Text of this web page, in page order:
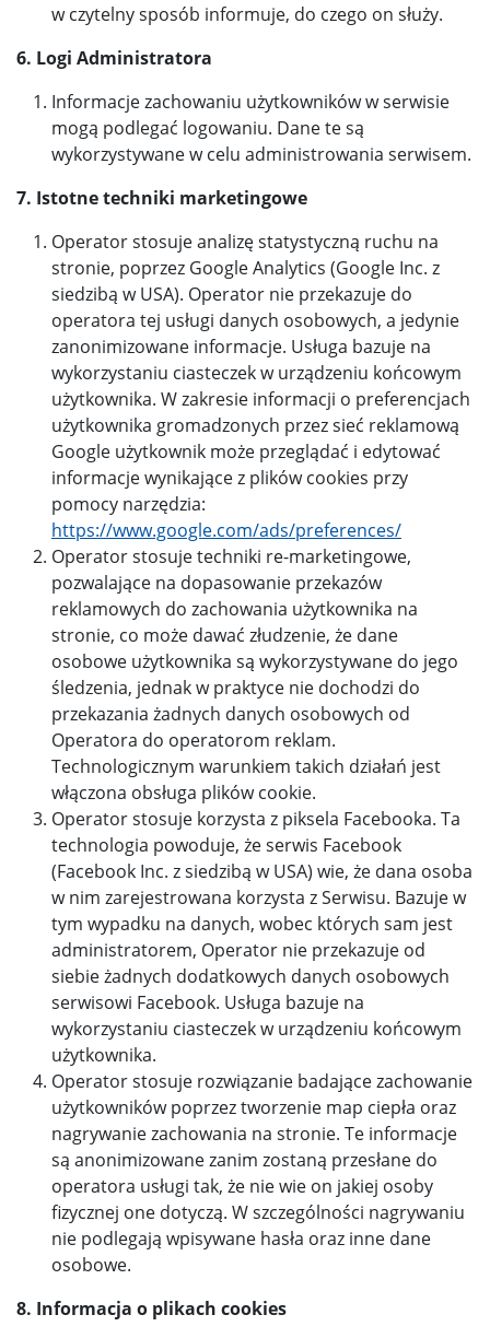
w czytelny sposób informuje, do czego on służy.
6. Logi Administratora
Informacje zachowaniu użytkowników w serwisie
mogą podlegać logowaniu. Dane te są
wykorzystywane w celu administrowania serwisem.
7. Istotne techniki marketingowe
Operator stosuje analizę statystyczną ruchu na
stronie, poprzez Google Analytics (Google Inc. z
siedzibą w USA). Operator nie przekazuje do
operatora tej usługi danych osobowych, a jedynie
zanonimizowane informacje. Usługa bazuje na
wykorzystaniu ciasteczek w urządzeniu końcowym
użytkownika. W zakresie informacji o preferencjach
użytkownika gromadzonych przez sieć reklamową
Google użytkownik może przeglądać i edytować
informacje wynikające z plików cookies przy
pomocy narzędzia:
https://www.google.com/ads/preferences/
Operator stosuje techniki re-marketingowe,
pozwalające na dopasowanie przekazów
reklamowych do zachowania użytkownika na
stronie, co może dawać złudzenie, że dane
osobowe użytkownika są wykorzystywane do jego
śledzenia, jednak w praktyce nie dochodzi do
przekazania żadnych danych osobowych od
Operatora do operatorom reklam.
Technologicznym warunkiem takich działań jest
włączona obsługa plików cookie.
Operator stosuje korzysta z piksela Facebooka. Ta
technologia powoduje, że serwis Facebook
(Facebook Inc. z siedzibą w USA) wie, że dana osoba
w nim zarejestrowana korzysta z Serwisu. Bazuje w
tym wypadku na danych, wobec których sam jest
administratorem, Operator nie przekazuje od
siebie żadnych dodatkowych danych osobowych
serwisowi Facebook. Usługa bazuje na
wykorzystaniu ciasteczek w urządzeniu końcowym
użytkownika.
Operator stosuje rozwiązanie badające zachowanie
użytkowników poprzez tworzenie map ciepła oraz
nagrywanie zachowania na stronie. Te informacje
są anonimizowane zanim zostaną przesłane do
operatora usługi tak, że nie wie on jakiej osoby
fizycznej one dotyczą. W szczególności nagrywaniu
nie podlegają wpisywane hasła oraz inne dane
osobowe.
8. Informacja o plikach cookies